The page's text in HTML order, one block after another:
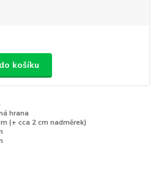
košíku
hrana
(+ cca 2 cm nadměrek)